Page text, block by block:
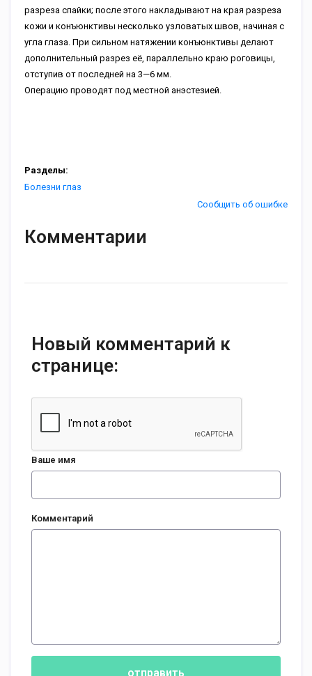
разреза спайки; после этого накладывают на края разреза
кожи и конъюнктивы несколько узловатых швов, начиная с
угла глаза. При сильном натяжении конъюнктивы делают
дополнительный разрез её, параллельно краю роговицы,
отступив от последней на 3—6 мм.
Операцию проводят под местной анэстезией.
Разделы:
Болезни глаз
Сообщить об ошибке
Комментарии
Новый комментарий к
странице:
Ваше имя
Комментарий
отправить